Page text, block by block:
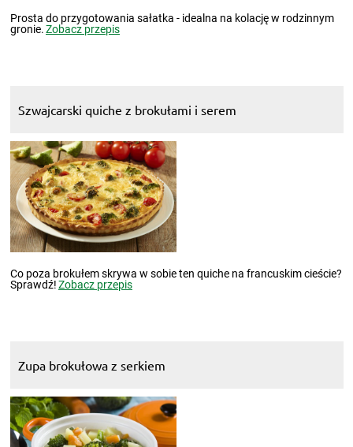
Prosta do przygotowania sałatka - idealna na kolację w rodzinnym
gronie.Zobacz przepis
Szwajcarski quiche z brokułami i serem
Co poza brokułem skrywa w sobie ten quiche na francuskim cieście?
Sprawdź!Zobacz przepis
Zupa brokułowa z serkiem